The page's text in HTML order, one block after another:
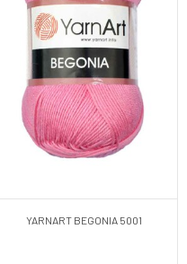
YARNART BEGONIA 5001